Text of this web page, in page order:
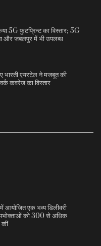
5G फुटप्रिन्ट का विस्तार; 5G
और जबलपुर में भी उपलब्ध
भारती एयरटेल ने मजबूत की
कवरेज का विस्तार
आयोजित एक भव्य डिलीवरी
को 300 से अधिक
कीं